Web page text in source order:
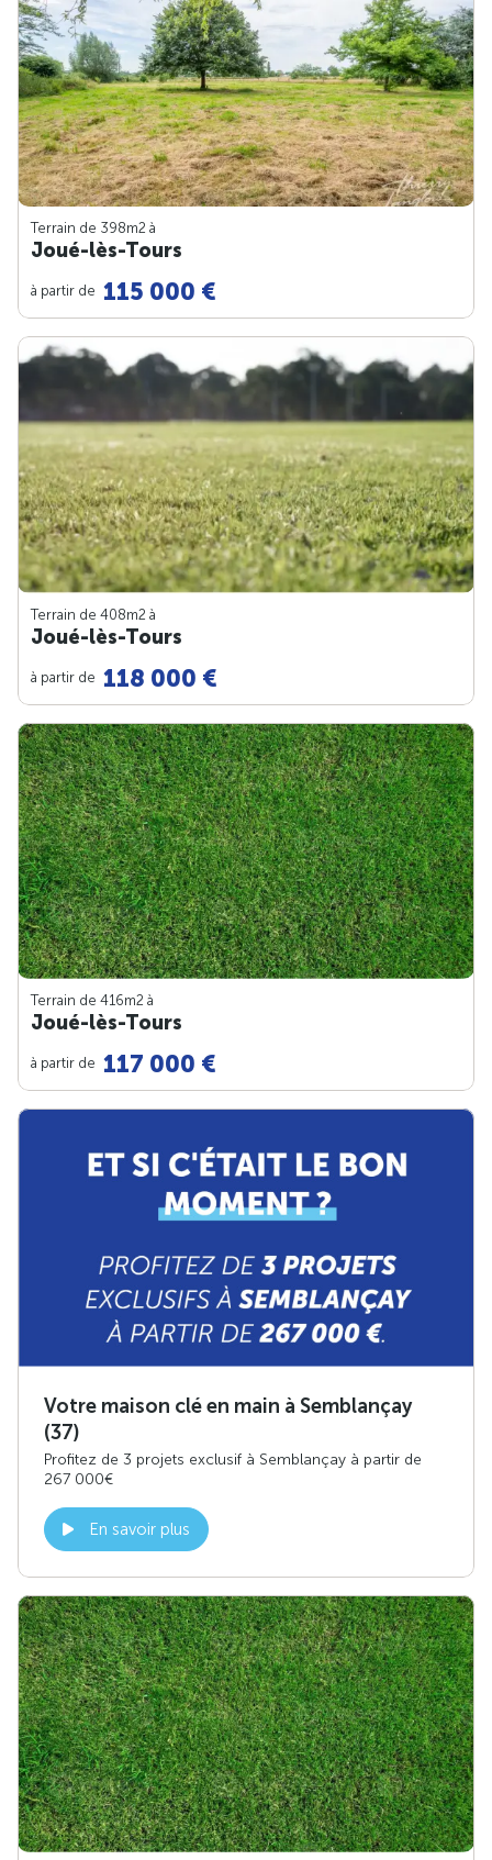
Terrain de 398m2 à
Joué-lès-Tours
à partir de 115 000 €
Terrain de 408m2 à
Joué-lès-Tours
à partir de 118 000 €
Terrain de 416m2 à
Joué-lès-Tours
à partir de 117 000 €
Votre maison clé en main à Semblançay
(37)
Profitez de 3 projets exclusif à Semblançay à partir de
267 000€
En savoir plus